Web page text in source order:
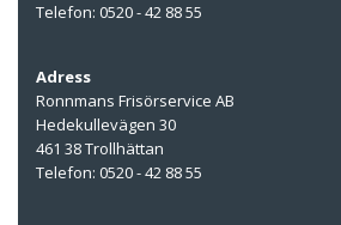
Telefon: 0520 - 42 88 55
Adress
Ronnmans Frisörservice AB
Hedekullevägen 30
461 38 Trollhättan
Telefon: 0520 - 42 88 55